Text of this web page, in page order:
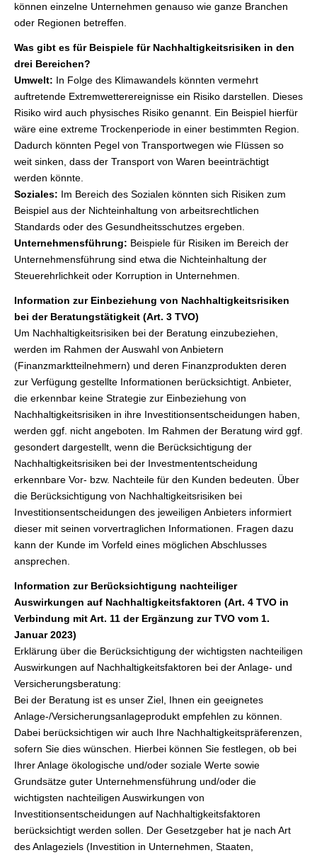
können einzelne Unternehmen genauso wie ganze Branchen
oder Regionen betreffen.
Was gibt es für Beispiele für Nachhaltigkeitsrisiken in den
drei Bereichen?
Umwelt: In Folge des Klimawandels könnten vermehrt
auftretende Extremwetterereignisse ein Risiko darstellen. Dieses
Risiko wird auch physisches Risiko genannt. Ein Beispiel hierfür
wäre eine extreme Trockenperiode in einer bestimmten Region.
Dadurch könnten Pegel von Transportwegen wie Flüssen so
weit sinken, dass der Transport von Waren beeinträchtigt
werden könnte.
Soziales: Im Bereich des Sozialen könnten sich Risiken zum
Beispiel aus der Nichteinhaltung von arbeitsrechtlichen
Standards oder des Gesundheitsschutzes ergeben.
Unternehmensführung: Beispiele für Risiken im Bereich der
Unternehmensführung sind etwa die Nichteinhaltung der
Steuerehrlichkeit oder Korruption in Unternehmen.
Information zur Einbeziehung von Nachhaltigkeitsrisiken
bei der Beratungstätigkeit (Art. 3 TVO)
Um Nachhaltigkeitsrisiken bei der Beratung einzubeziehen,
werden im Rahmen der Auswahl von Anbietern
(Finanzmarktteilnehmern) und deren Finanzprodukten deren
zur Verfügung gestellte Informationen berücksichtigt. Anbieter,
die erkennbar keine Strategie zur Einbeziehung von
Nachhaltigkeitsrisiken in ihre Investitionsentscheidungen haben,
werden ggf. nicht angeboten. Im Rahmen der Beratung wird ggf.
gesondert dargestellt, wenn die Berücksichtigung der
Nachhaltigkeitsrisiken bei der Investmententscheidung
erkennbare Vor- bzw. Nachteile für den Kunden bedeuten. Über
die Berücksichtigung von Nachhaltigkeitsrisiken bei
Investitionsentscheidungen des jeweiligen Anbieters informiert
dieser mit seinen vorvertraglichen Informationen. Fragen dazu
kann der Kunde im Vorfeld eines möglichen Abschlusses
ansprechen.
Information zur Berücksichtigung nachteiliger
Auswirkungen auf Nachhaltigkeitsfaktoren (Art. 4 TVO in
Verbindung mit Art. 11 der Ergänzung zur TVO vom 1.
Januar 2023)
Erklärung über die Berücksichtigung der wichtigsten nachteiligen
Auswirkungen auf Nachhaltigkeitsfaktoren bei der Anlage- und
Versicherungsberatung:
Bei der Beratung ist es unser Ziel, Ihnen ein geeignetes
Anlage-/Versicherungsanlageprodukt empfehlen zu können.
Dabei berücksichtigen wir auch Ihre Nachhaltigkeitspräferenzen,
sofern Sie dies wünschen. Hierbei können Sie festlegen, ob bei
Ihrer Anlage ökologische und/oder soziale Werte sowie
Grundsätze guter Unternehmensführung und/oder die
wichtigsten nachteiligen Auswirkungen von
Investitionsentscheidungen auf Nachhaltigkeitsfaktoren
berücksichtigt werden sollen. Der Gesetzgeber hat je nach Art
des Anlageziels (Investition in Unternehmen, Staaten,